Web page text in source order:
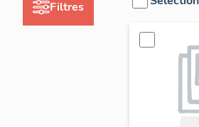
Filtres